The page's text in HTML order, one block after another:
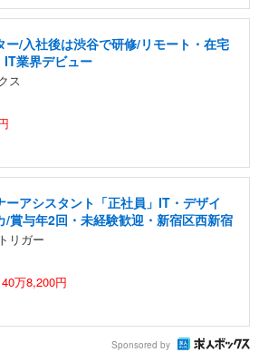
ー/入社後は渋谷で研修/リモート・在宅
業界デビュー
ス
アシスタント「正社員」IT・デザイ
/賞与年2回・未経験歓迎・新宿区西新宿
リガー
万8,200円
Sponsored by